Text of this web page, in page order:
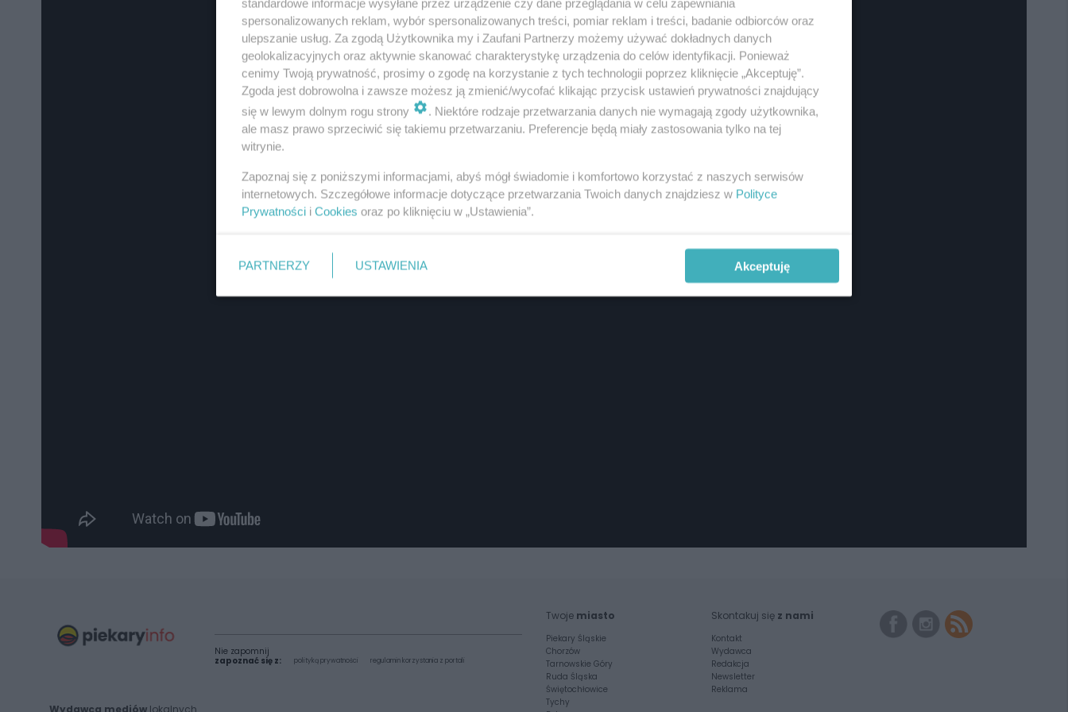
Wydawca mediów lokalnych
Nie zapomnij
zapoznać się z:
polityką prywatności regulamin korzystania z portali
Twoje miasto
Piekary Śląskie
Chorzów
Tarnowskie Góry
Ruda Śląska
Świętochłowice
Tychy
Skontakuj się z nami
Kontakt
Wydawca
Redakcja
Newsletter
Reklama
spersonalizowanych reklam, wybór spersonalizowanych treści, pomiar reklam i treści, badanie odbiorców oraz
ulepszanie usług. Za zgodą Użytkownika my i Zaufani Partnerzy możemy używać dokładnych danych
geolokalizacyjnych oraz aktywnie skanować charakterystykę urządzenia do celów identyfikacji. Ponieważ
cenimy Twoją prywatność, prosimy o zgodę na korzystanie z tych technologii poprzez kliknięcie „Akceptuję”.
Zgoda jest dobrowolna i zawsze możesz ją zmienić/wycofać klikając przycisk ustawień prywatności znajdujący
się w lewym dolnym rogu strony
. Niektóre rodzaje przetwarzania danych nie wymagają zgody użytkownika,
ale masz prawo sprzeciwić się takiemu przetwarzaniu. Preferencje będą miały zastosowania tylko na tej
witrynie.
Zapoznaj się z poniższymi informacjami, abyś mógł świadomie i komfortowo korzystać z naszych serwisów
internetowych. Szczegółowe informacje dotyczące przetwarzania Twoich danych znajdziesz w Polityce
Prywatności i Cookies oraz po kliknięciu w „Ustawienia”.
PARTNERZY USTAWIENIA Akceptuję